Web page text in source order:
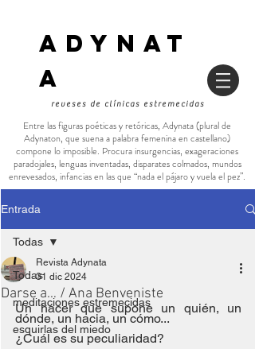
ADYNAT
a
reveses de clínicas estremecidas
Entre las figuras poéticas y retóricas, Adynata (plural de
Adynaton, que suena a palabra femenina en castellano)
compone lo imposible. Procura insurgencias, exageraciones
paradojales, lenguas inventadas, disparates colmados, mundos
enrevesados, infancias en las que “nada el pájaro y vuela el pez”.
Entrada
Todas
meditaciones estremecidas
esquirlas del miedo
Todas
Darse a… / Ana Benveniste
Revista Adynata
31 dic 2024
Un hacer que supone un quién, un
dónde, un hacia, un cómo...
¿Cuál es su peculiaridad?